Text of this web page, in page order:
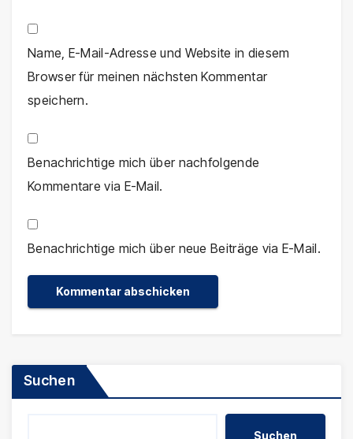
Name, E-Mail-Adresse und Website in diesem
Browser für meinen nächsten Kommentar
speichern.
Benachrichtige mich über nachfolgende
Kommentare via E-Mail.
Benachrichtige mich über neue Beiträge via E-Mail.
Suchen
Suchen